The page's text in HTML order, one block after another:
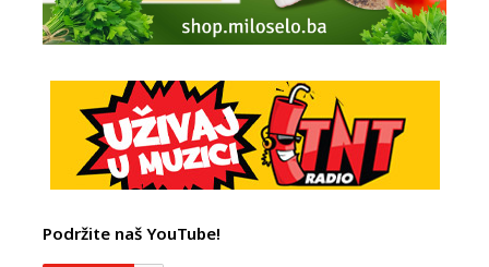
Podržite naš YouTube!